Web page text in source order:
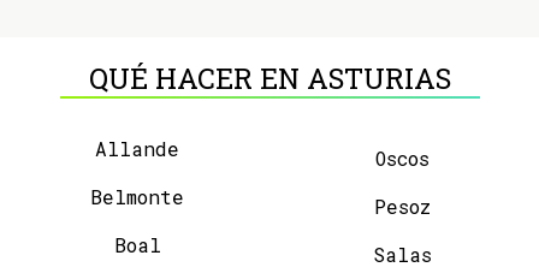
QUÉ HACER EN ASTURIAS
Allande
Belmonte
Boal
Oscos
Pesoz
Salas